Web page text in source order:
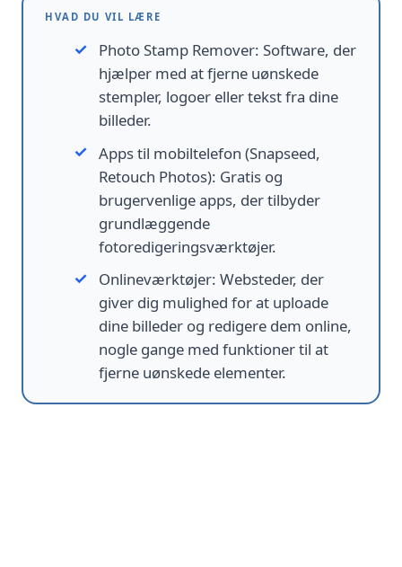
HVAD DU VIL LÆRE
Photo Stamp Remover: Software, der
hjælper med at fjerne uønskede
stempler, logoer eller tekst fra dine
billeder.
Apps til mobiltelefon (Snapseed,
Retouch Photos): Gratis og
brugervenlige apps, der tilbyder
grundlæggende
fotoredigeringsværktøjer.
Onlineværktøjer: Websteder, der
giver dig mulighed for at uploade
dine billeder og redigere dem online,
nogle gange med funktioner til at
fjerne uønskede elementer.